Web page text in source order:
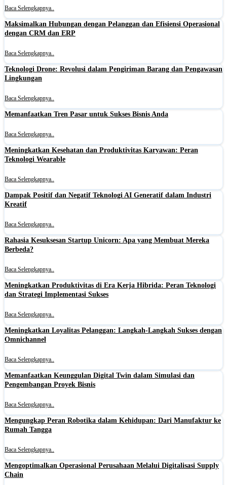
Baca Selengkapnya..
Maksimalkan Hubungan dengan Pelanggan dan Efisiensi Operasional
dengan CRM dan ERP
Baca Selengkapnya..
Teknologi Drone: Revolusi dalam Pengiriman Barang dan Pengawasan
Lingkungan
Baca Selengkapnya..
Memanfaatkan Tren Pasar untuk Sukses Bisnis Anda
Baca Selengkapnya..
Meningkatkan Kesehatan dan Produktivitas Karyawan: Peran
Teknologi Wearable
Baca Selengkapnya..
Dampak Positif dan Negatif Teknologi AI Generatif dalam Industri
Kreatif
Baca Selengkapnya..
Rahasia Kesuksesan Startup Unicorn: Apa yang Membuat Mereka
Berbeda?
Baca Selengkapnya..
Meningkatkan Produktivitas di Era Kerja Hibrida: Peran Teknologi
dan Strategi Implementasi Sukses
Baca Selengkapnya..
Meningkatkan Loyalitas Pelanggan: Langkah-Langkah Sukses dengan
Omnichannel
Baca Selengkapnya..
Memanfaatkan Keunggulan Digital Twin dalam Simulasi dan
Pengembangan Proyek Bisnis
Baca Selengkapnya..
Mengungkap Peran Robotika dalam Kehidupan: Dari Manufaktur ke
Rumah Tangga
Baca Selengkapnya..
Mengoptimalkan Operasional Perusahaan Melalui Digitalisasi Supply
Chain